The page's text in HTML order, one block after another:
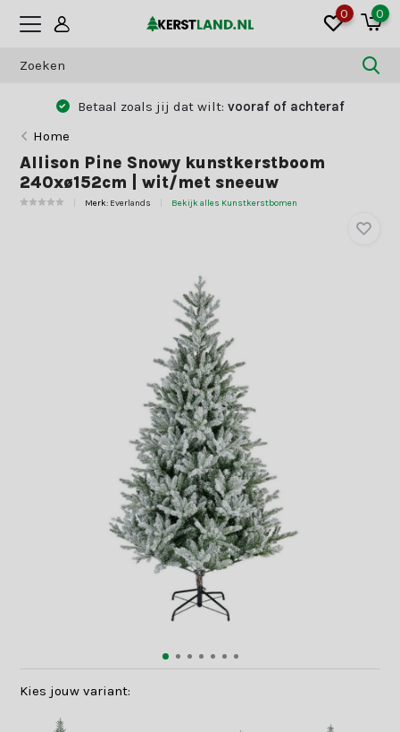
0 0
Betaal zoals jij dat wilt: vooraf of achteraf
Home
Allison Pine Snowy kunstkerstboom
240xø152cm | wit/met sneeuw
Merk: Everlands Bekijk alles Kunstkerstbomen
Kies jouw variant: